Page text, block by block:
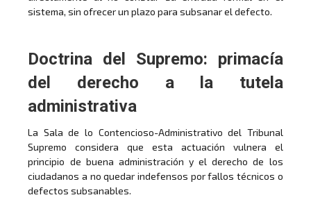
sistema, sin ofrecer un plazo para subsanar el defecto.
Doctrina del Supremo: primacía
del derecho a la tutela
administrativa
La Sala de lo Contencioso-Administrativo del Tribunal
Supremo considera que esta actuación vulnera el
principio de buena administración y el derecho de los
ciudadanos a no quedar indefensos por fallos técnicos o
defectos subsanables.